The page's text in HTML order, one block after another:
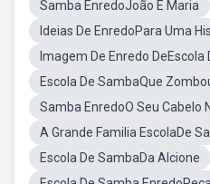
Samba EnredoJoão E Maria
Ideias De EnredoPara Uma
Imagem De Enredo DeEscola
Escola De SambaQue
Samba EnredoO Seu Cabelo
A Grande Familia EscolaDe
Escola De SambaDa Alcione